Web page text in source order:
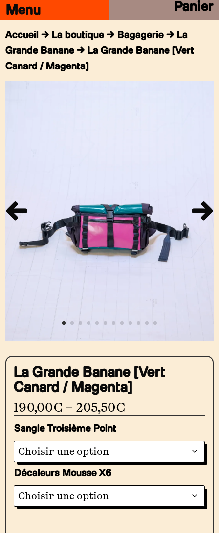
Panier
Accueil → La boutique → Bagagerie → La
Grande Banane → La Grande Banane [Vert
Canard / Magenta]
La Grande Banane [Vert
Canard / Magenta]
190,00€ – 205,50€
Sangle Troisième Point
Décaleurs Mousse X6